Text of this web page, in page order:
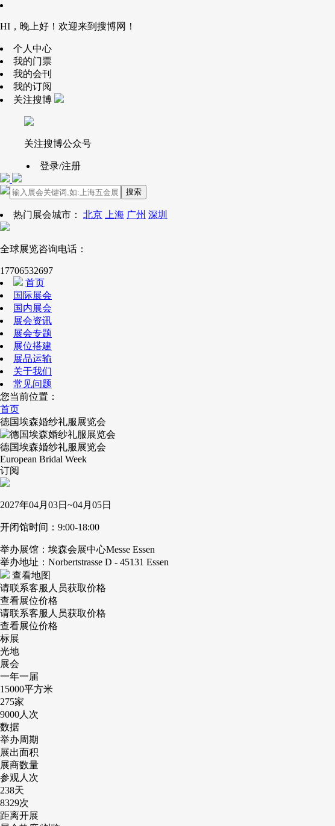
HI，晚上好！欢迎来到搜博网！
个人中心
我的门票
我的会刊
我的订阅
关注搜博
关注搜博公众号
登录/注册
搜索
热门展会城市： 北京 上海 广州 深圳
全球展览咨询电话：
17706532697
首页
国际展会
国内展会
展会资讯
展会专题
展位搭建
展品运输
关于我们
常见问题
您当前位置：
首页
德国埃森婚纱礼服展览会
德国埃森婚纱礼服展览会
European Bridal Week
订阅
2027年04月03日~04月05日
开闭馆时间：9:00-18:00
举办展馆：埃森会展中心Messe Essen
举办地址：Norbertstrasse D - 45131 Essen
查看地图
请联系客服人员获取价格
查看展位价格
请联系客服人员获取价格
查看展位价格
标展
光地
展会
一年一届
15000平方米
275家
9000人次
数据
举办周期
展出面积
展商数量
参观人次
238天
8329次
距离开展